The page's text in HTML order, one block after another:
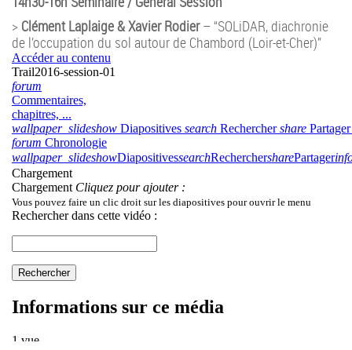
> Clément Laplaige & Xavier Rodier– “SOLiDAR, diachronie
de l’occupation du sol autour de Chambord (Loir-et-Cher)”